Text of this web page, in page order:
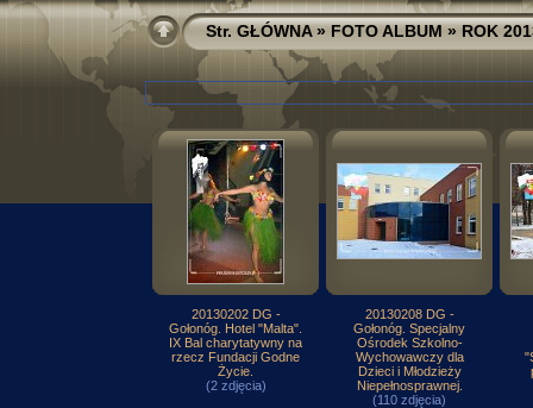
Str. GŁÓWNA»FOTO ALBUM»ROK
20130202 DG -
Gołonóg. Hotel "Malta".
IX Bal charytatywny na
rzecz Fundacji Godne
Życie.
(2 zdjęcia)
20130208 DG -
Gołonóg. Specjalny
Ośrodek Szkolno-
Wychowawczy dla
Dzieci i Młodzieży
Niepełnosprawnej.
(110 zdjęcia)